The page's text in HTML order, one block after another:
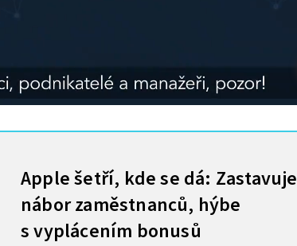
Apple šetří, kde se dá: Zastavuje
nábor zaměstnanců, hýbe
s vyplácením bonusů